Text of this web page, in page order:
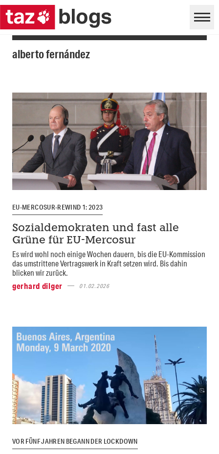
alberto fernández
EU-MERCOSUR-REWIND 1: 2023
Sozialdemokraten und fast alle
Grüne für EU-Mercosur
Es wird wohl noch einige Wochen dauern, bis die EU-Kommission
das umstrittene Vertragswerk in Kraft setzen wird. Bis dahin
blicken wir zurück.
gerhard dilger
01.02.2026
VOR FÜNF JAHREN BEGANN DER LOCKDOWN